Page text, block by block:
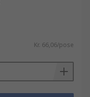
Kr. 66,06/pose